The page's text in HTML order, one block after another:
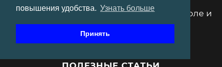
повышения удобства. Узнать больше
Принять
Как найти хорошего брокера в Севастополе и
не прогореть?